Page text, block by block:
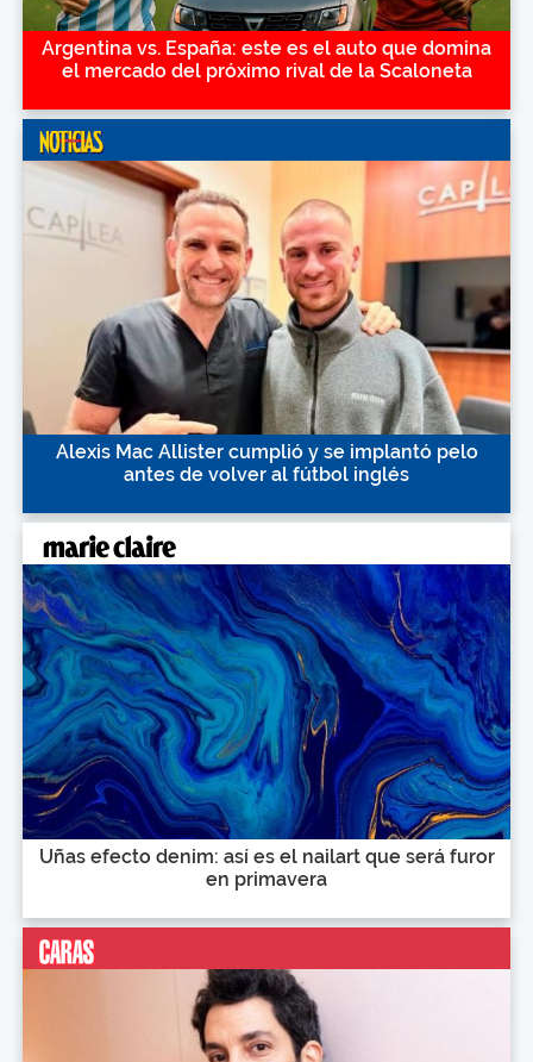
Argentina vs. España: este es el auto que domina
el mercado del próximo rival de la Scaloneta
Alexis Mac Allister cumplió y se implantó pelo
antes de volver al fútbol inglés
Uñas efecto denim: así es el nailart que será furor
en primavera